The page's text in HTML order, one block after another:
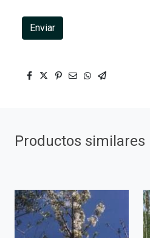
Enviar
Productos similares